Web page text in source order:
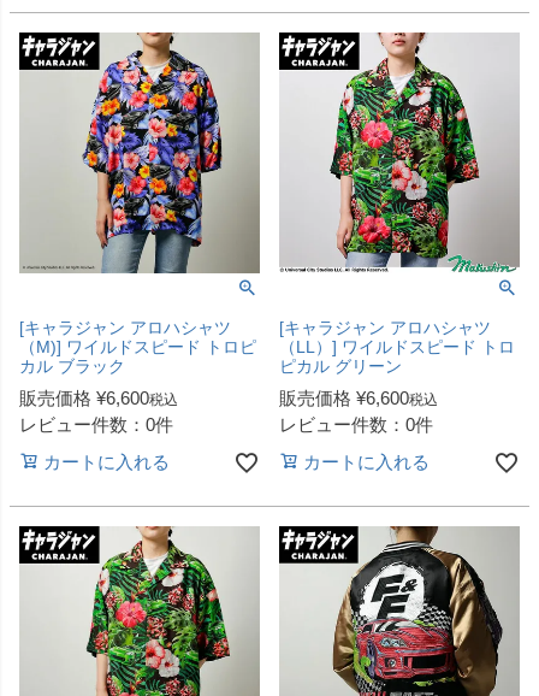
[キャラジャン アロハシャツ
（M)] ワイルドスピード トロピ
カル ブラック
販売価格 ¥6,600税込
レビュー件数：0件
カートに入れる
[キャラジャン アロハシャツ
（LL）] ワイルドスピード トロ
ピカル グリーン
販売価格 ¥6,600税込
レビュー件数：0件
カートに入れる